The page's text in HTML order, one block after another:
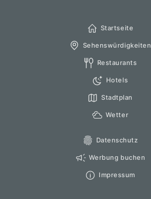
Startseite
Sehenswürdigkeiten
Restaurants
Hotels
Stadtplan
Wetter
Datenschutz
Werbung buchen
Impressum